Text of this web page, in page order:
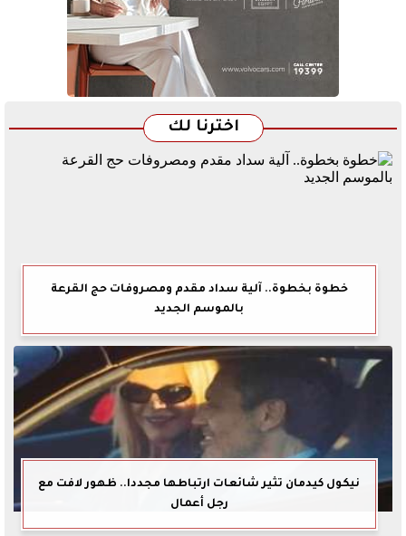
اخترنا لك
خطوة بخطوة.. آلية سداد مقدم ومصروفات حج القرعة
بالموسم الجديد
نيكول كيدمان تثير شائعات ارتباطها مجددا.. ظهور لافت مع
رجل أعمال